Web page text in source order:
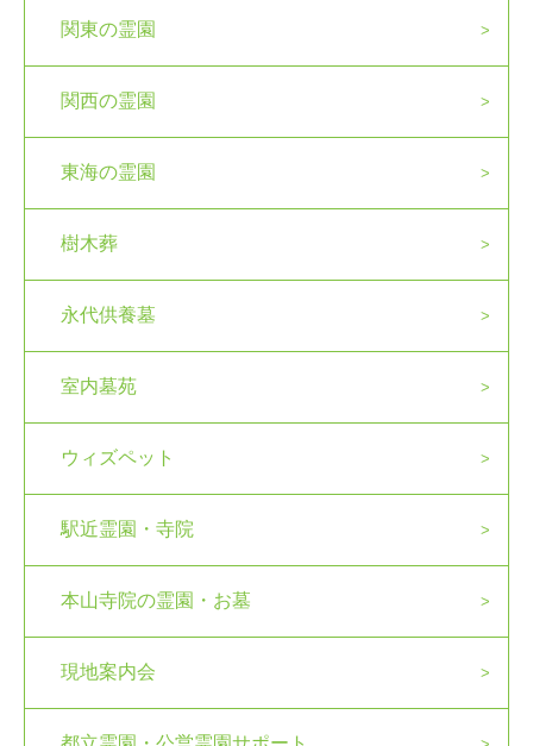
関東の霊園
関西の霊園
東海の霊園
樹木葬
永代供養墓
室内墓苑
ウィズペット
駅近霊園・寺院
本山寺院の霊園・お墓
現地案内会